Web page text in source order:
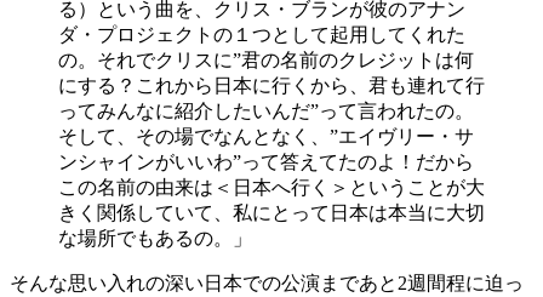
る）という曲を、クリス・ブランが彼のアナン
ダ・プロジェクトの１つとして起用してくれた
の。それでクリスに”君の名前のクレジットは何
にする？これから日本に行くから、君も連れて行
ってみんなに紹介したいんだ”って言われたの。
そして、その場でなんとなく、”エイヴリー・サ
ンシャインがいいわ”って答えてたのよ！だから
この名前の由来は＜日本へ行く＞ということが大
きく関係していて、私にとって日本は本当に大切
な場所でもあるの。」
そんな思い入れの深い日本での公演まであと2週間程に迫っ